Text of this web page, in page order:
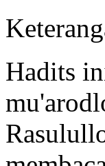
Hadits